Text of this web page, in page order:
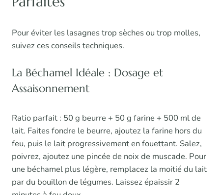
Pour éviter les lasagnes trop sèches ou trop molles,
suivez ces conseils techniques.
La Béchamel Idéale : Dosage et
Assaisonnement
Ratio parfait : 50 g beurre + 50 g farine + 500 ml de
lait. Faites fondre le beurre, ajoutez la farine hors du
feu, puis le lait progressivement en fouettant. Salez,
poivrez, ajoutez une pincée de noix de muscade. Pour
une béchamel plus légère, remplacez la moitié du lait
par du bouillon de légumes. Laissez épaissir 2